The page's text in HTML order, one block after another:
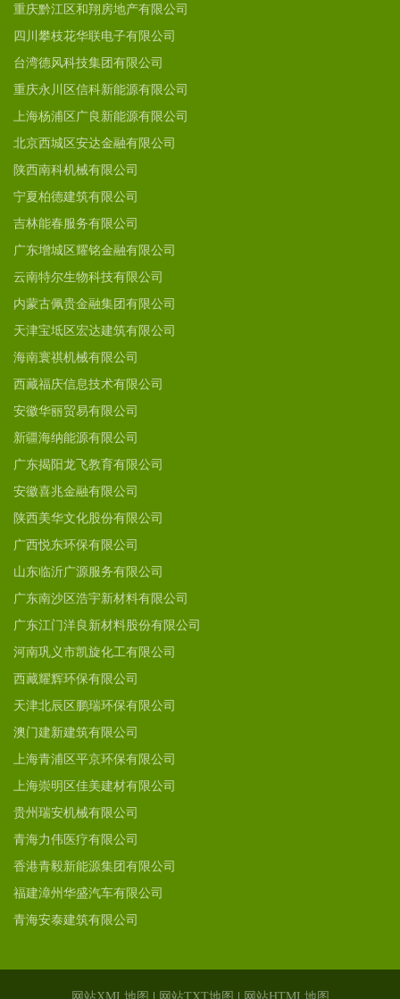
重庆黔江区和翔房地产有限公司
四川攀枝花华联电子有限公司
台湾德风科技集团有限公司
重庆永川区信科新能源有限公司
上海杨浦区广良新能源有限公司
北京西城区安达金融有限公司
陕西南科机械有限公司
宁夏柏德建筑有限公司
吉林能春服务有限公司
广东增城区耀铭金融有限公司
云南特尔生物科技有限公司
内蒙古佩贵金融集团有限公司
天津宝坻区宏达建筑有限公司
海南寰祺机械有限公司
西藏福庆信息技术有限公司
安徽华丽贸易有限公司
新疆海纳能源有限公司
广东揭阳龙飞教育有限公司
安徽喜兆金融有限公司
陕西美华文化股份有限公司
广西悦东环保有限公司
山东临沂广源服务有限公司
广东南沙区浩宇新材料有限公司
广东江门洋良新材料股份有限公司
河南巩义市凯旋化工有限公司
西藏耀辉环保有限公司
天津北辰区鹏瑞环保有限公司
澳门建新建筑有限公司
上海青浦区平京环保有限公司
上海崇明区佳美建材有限公司
贵州瑞安机械有限公司
青海力伟医疗有限公司
香港青毅新能源集团有限公司
福建漳州华盛汽车有限公司
青海安泰建筑有限公司